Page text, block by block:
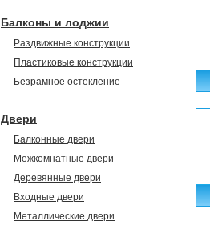
Балконы и лоджии
Раздвижные конструкции
Пластиковые конструкции
Безрамное остекление
Двери
Балконные двери
Межкомнатные двери
Деревянные двери
Входные двери
Металлические двери